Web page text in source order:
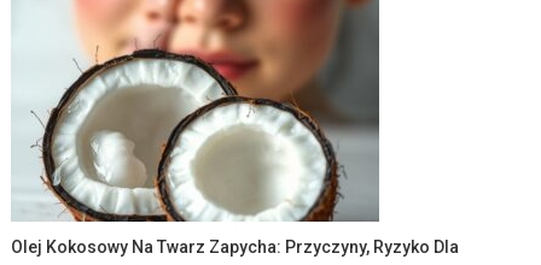
Olej Kokosowy Na Twarz Zapycha: Przyczyny, Ryzyko Dla